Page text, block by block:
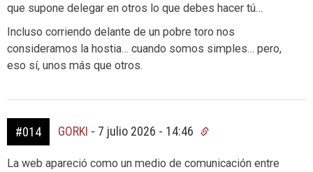
que supone delegar en otros lo que debes hacer tú…
Incluso corriendo delante de un pobre toro nos
consideramos la hostia… cuando somos simples… pero,
eso sí, unos más que otros.
#014 GORKI - 7 julio 2026 - 14:46
La web apareció como un medio de comunicación entre